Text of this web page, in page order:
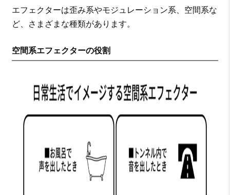
エフェクターは歪み系やモジュレーション系、空間系な
ど、さまざまな種類があります。
空間系エフェクターの役割